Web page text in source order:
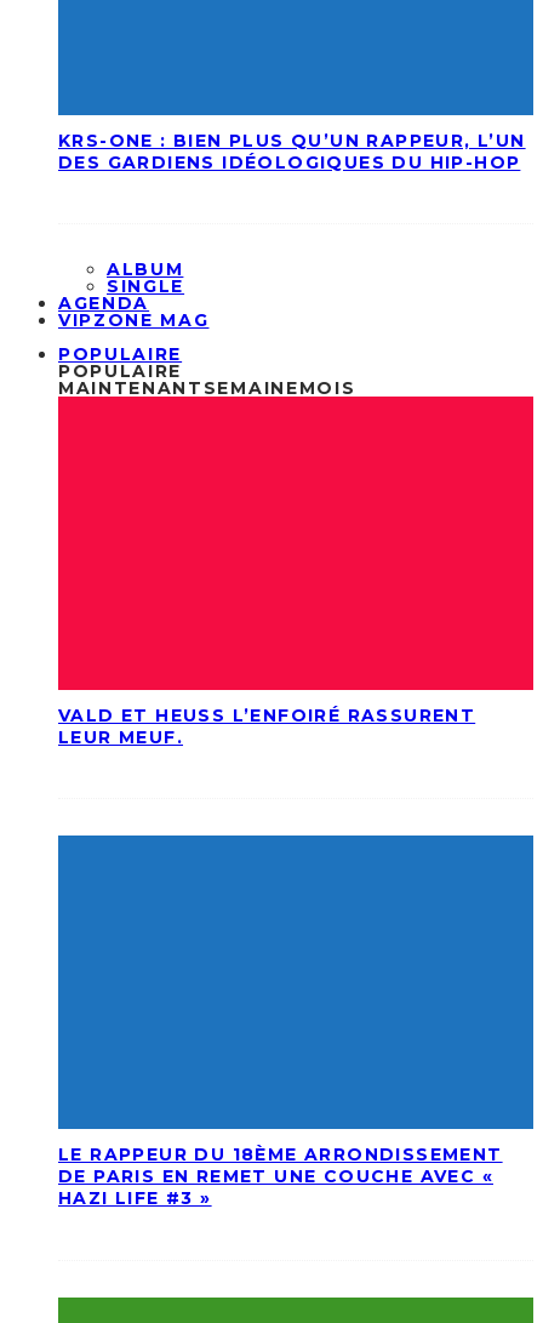
KRS-ONE : BIEN PLUS QU’UN RAPPEUR, L’UN
DES GARDIENS IDÉOLOGIQUES DU HIP-HOP
ALBUM
SINGLE
AGENDA
VIPZONE MAG
POPULAIRE
POPULAIRE
MAINTENANT SEMAINEMOIS
VALD ET HEUSS L’ENFOIRÉ RASSURENT
LEUR MEUF.
LE RAPPEUR DU 18ÈME ARRONDISSEMENT
DE PARIS EN REMET UNE COUCHE AVEC «
HAZI LIFE #3 »